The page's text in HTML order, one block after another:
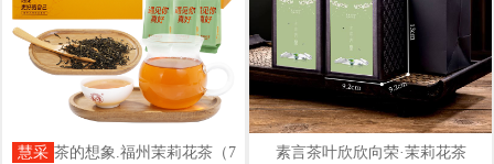
慧采 茶的想象.福州茉莉花茶（7
素言茶叶欣欣向荣·茉莉花茶